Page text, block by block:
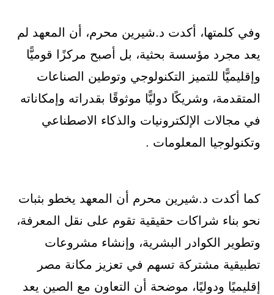
وفي كلمتها، أكدت د.شيرين محرم، أن المعهد لم
يعد مجرد مؤسسة بحثية، بل أصبح مركزًا قوميًّا
وإقليميًّا للتميز التكنولوجي وتوطين الصناعات
المتقدمة، وشريكًا دوليًّا موثوقًا بقدراته وإمكاناته
في مجالات الإلكترونيات والذكاء الاصطناعي
وتكنولوجيا المعلومات .
كما أكدت د.شيرين محرم أن المعهد يخطو بثبات
نحو بناء شراكات حقيقية تقوم على نقل المعرفة،
وتطوير الكوادر البشرية، وإنشاء مشروعات
تطبيقية مشتركة تسهم في تعزيز مكانة مصر
إقليميًا ودوليًا، موضحة أن التعاون مع الصين يعد